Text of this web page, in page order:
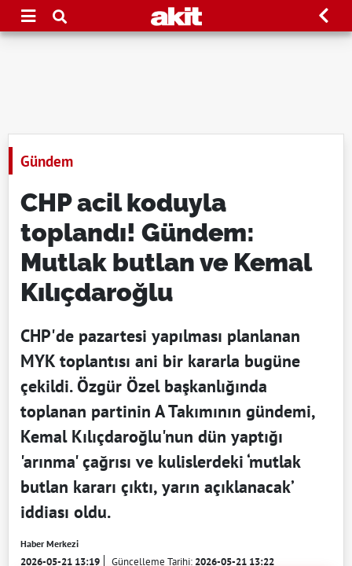
Gündem
CHP acil koduyla
toplandı! Gündem:
Mutlak butlan ve Kemal
Kılıçdaroğlu
CHP'de pazartesi yapılması planlanan
MYK toplantısı ani bir kararla bugüne
çekildi. Özgür Özel başkanlığında
toplanan partinin A Takımının gündemi,
Kemal Kılıçdaroğlu'nun dün yaptığı
'arınma' çağrısı ve kulislerdeki ‘mutlak
butlan kararı çıktı, yarın açıklanacak’
iddiası oldu.
Haber Merkezi
2026-05-21 13:19 Güncelleme Tarihi:2026-05-21 13:22